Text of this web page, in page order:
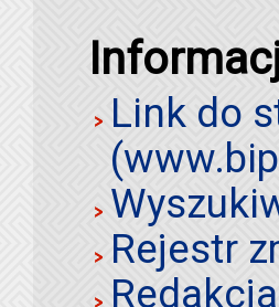
Link do
Rejestr
Redakcja